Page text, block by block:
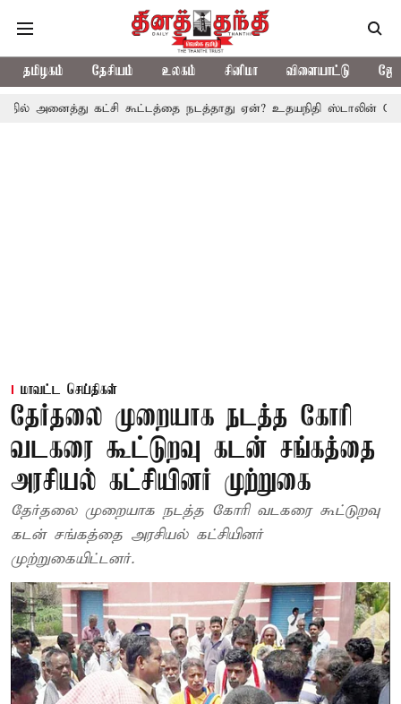
தமிழகம் தேசியம் உலகம் சினிமா விளையாட்டு
கட்சி கூட்டத்தை நடத்தாது ஏன்? உதயநிதி ஸ்டாலின் கேள்வி
மாவட்ட செய்திகள்
தேர்தலை முறையாக நடத்த கோரி
வடகரை கூட்டுறவு கடன் சங்கத்தை
அரசியல் கட்சியினர் முற்றுகை
தேர்தலை முறையாக நடத்த கோரி வடகரை கூட்டுறவு
கடன் சங்கத்தை அரசியல் கட்சியினர்
முற்றுகையிட்டனர்.